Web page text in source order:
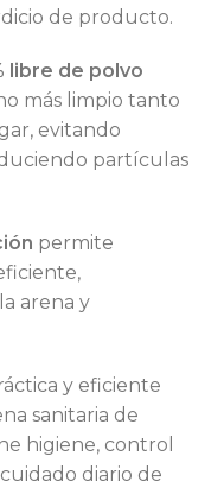
de producto.
libre de polvo
más limpio tanto
evitando
partículas
permite
arena y
y eficiente
sanitaria de
higiene, control
diario de